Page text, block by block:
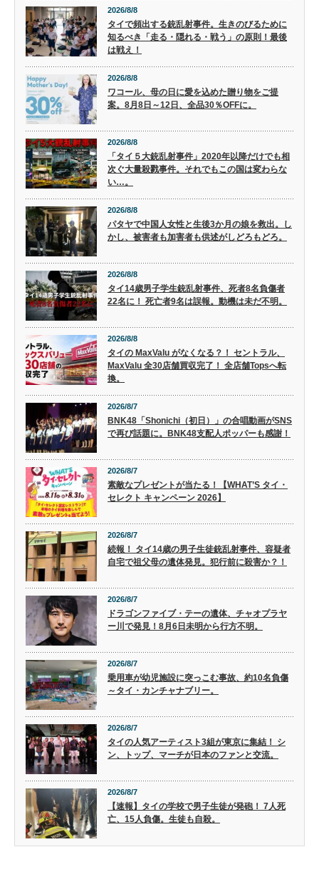
2026/8/8
タイで頻出する銃乱射事件。生きのびるために
知るべき「走る・隠れる・戦う」の原則！最後
は戦え！
2026/8/8
ワコール、母の日に愛を込めた贈り物をご提
案。8月8日～12日、全品30％OFFに。
2026/8/8
「タイ５大銃乱射事件」2020年以降だけでも相
次ぐ大量殺戮事件。それでもこの国は変わらな
い…。
2026/8/8
パタヤで中国人女性と生後3か月の娘を救出。し
かし、被害者も加害者も供述がしどろもどろ。
2026/8/8
タイ14歳男子学生銃乱射事件、死者8名負傷者
22名に！ 死亡者9名は誤報。動機は未だ不明。
2026/8/8
タイの MaxValu がなくなる？！ セントラル、
MaxValu 全30店舗買収完了！ 全店舗Topsへ転
換。
2026/8/7
BNK48「Shonichi（初日）」の合唱動画がSNS
で再び話題に。BNK48支配人ポッパーも感謝！
2026/8/7
素敵なプレゼントが当たる！【WHAT’S タイ・
セレクト キャンペーン 2026】
2026/8/7
続報！ タイ14歳の男子生徒銃乱射事件、容疑者
自宅で祖父母の遺体発見。犯行前に殺害か？！
2026/8/7
ドラゴンファイブ・テーの遺体、チャオプラヤ
ー川で発見！8月6日未明から行方不明。
2026/8/7
乗用車が幼児施設に突っこむ事故、約10名負傷
～タイ・カンチャナブリー。
2026/8/7
タイの人気アーティスト3組が東京に集結！ シ
ン、トップ、マーチが日本のファンと交流。
2026/8/7
【速報】タイの学校で男子生徒が発砲！ 7人死
亡、15人負傷。生徒も自殺。